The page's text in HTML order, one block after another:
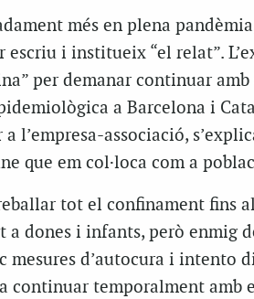
més en plena
escriu i institueix “el relat”.
per demanar continuar
a Barcelona i
a l’empresa-associació,
que em col·loca com a
tot el confinament fins
a dones i infants, però enmig
mesures d’autocura i intento
continuar temporalment amb